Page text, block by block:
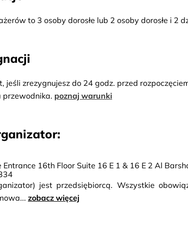
to 3 osoby dorosłe lub 2 osoby dorosłe i 2
jeśli zrezygnujesz do 24 godz. przed
przewodnika. poznaj warunki
Entrance 16th Floor Suite 16 E 1 & 16 E 2 Al
jest przedsiębiorcą. Wszystkie
zobacz więcej